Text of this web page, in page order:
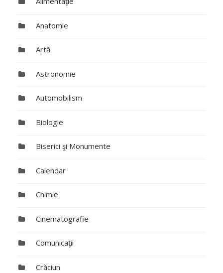
Anatomie
Artă
Astronomie
Automobilism
Biologie
Biserici şi Monumente
Calendar
Chimie
Cinematografie
Comunicaţii
Crăciun